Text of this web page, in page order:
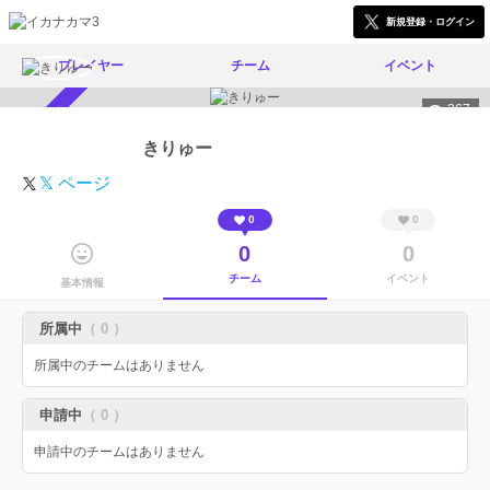
新規登録・ログイン
プレイヤー チーム イベント
367
きりゅー
𝕏 ページ
基本情報
0
0
チーム
0
0
イベント
所属中 （ 0 ）
所属中のチームはありません
申請中 （ 0 ）
申請中のチームはありません